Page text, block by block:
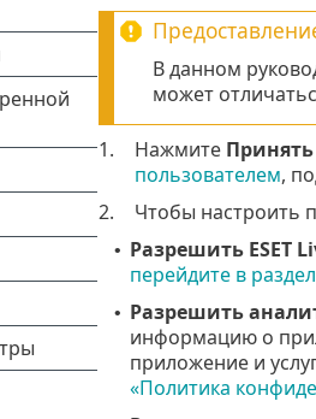
В данном
может
1. Нажмите
пользователем,
2.
Чтобы настроить
• Разрешить ESET
перейдите в
• Разрешить
информацию о
приложение и
«Политика